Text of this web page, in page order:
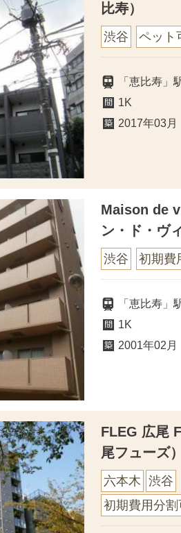
比寿）
渋谷 ペット
「恵比寿
1K
2017年03月
Maison de
ン・ド・ヴ
渋谷 初期費
「恵比寿
1K
2001年02月
FLEG 広尾
尾フューズ
六本木 渋谷
初期費用分割